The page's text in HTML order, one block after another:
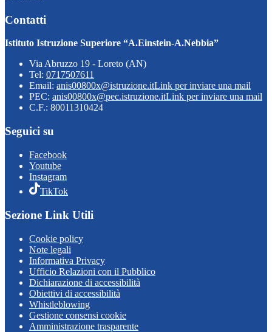
Contatti
Istituto Istruzione Superiore “A.Einstein-A.Nebbia”
Via Abruzzo 19 - Loreto (AN)
Tel: 0717507611
Email: anis00800x@istruzione.itLink per inviare una mail
PEC: anis00800x@pec.istruzione.itLink per inviare una mail
C.F.: 80011310424
Seguici su
Facebook
Youtube
Instagram
TikTok
Sezione Link Utili
Cookie policy
Note legali
Informativa Privacy
Ufficio Relazioni con il Pubblico
Dichiarazione di accessibilità
Obiettivi di accessibilità
Whistleblowing
Gestione consensi cookie
Amministrazione trasparente